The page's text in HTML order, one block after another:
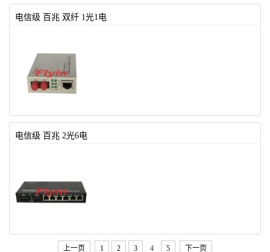
电信级 百兆 双纤 1光1电
电信级 百兆 2光6电
上一页 1 2 3 4 5 下一页